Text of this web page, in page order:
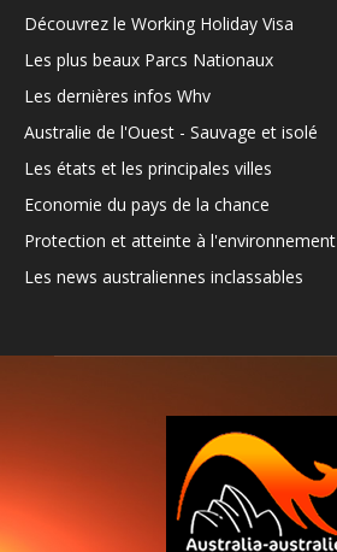
Découvrez le Working Holiday Visa
Les plus beaux Parcs Nationaux
Les dernières infos Whv
Australie de l'Ouest - Sauvage et isolé
Les états et les principales villes
Economie du pays de la chance
Protection et atteinte à l'environnement
Les news australiennes inclassables